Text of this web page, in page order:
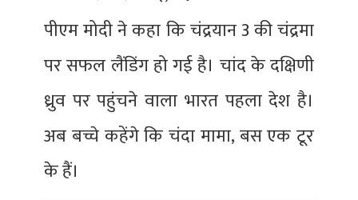
पीएम मोदी ने कहा कि चंद्रयान 3 की चंद्रमा
पर सफल लैंडिंग हो गई है। चांद के दक्षिणी
ध्रुव पर पहुंचने वाला भारत पहला देश है।
अब बच्चे कहेंगे कि चंदा मामा, बस एक टूर
के हैं।